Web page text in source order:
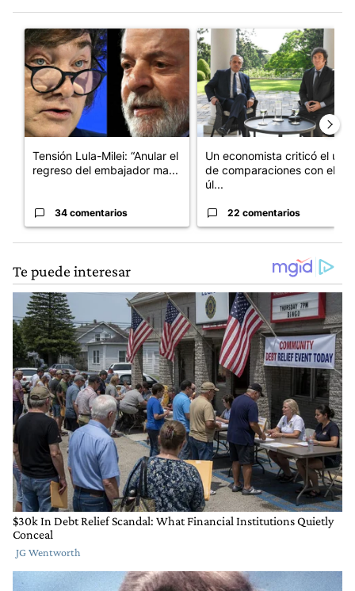
Un artículo de tendencia con el título "Tensión Lula-Milei:
Tensión Lula-Milei: “Anular el
regreso del embajador ma...
34 comentarios
Un artículo de tendencia con
Un economista criticó el uso
de comparaciones con el
úl...
22 comentarios